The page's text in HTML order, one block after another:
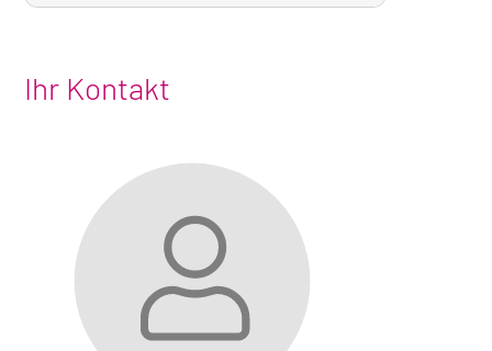
Ihr Kontakt
Foto
Brigitte
Schneider